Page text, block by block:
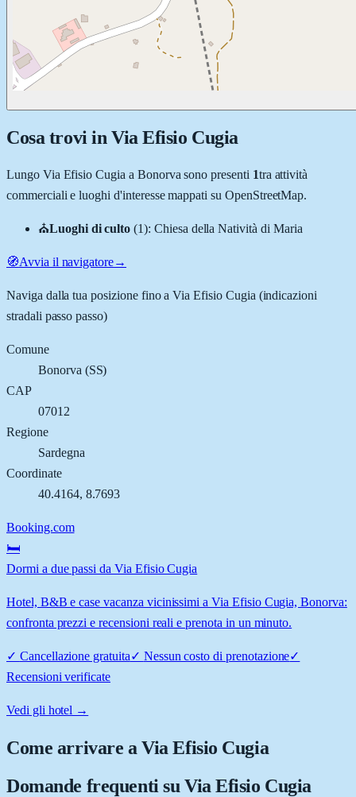
Cosa trovi in Via Efisio Cugia
Lungo Via Efisio Cugia a Bonorva sono presenti 1tra attività
commerciali e luoghi d'interesse mappati su OpenStreetMap.
⛪Luoghi di culto (1): Chiesa della Natività di Maria
🧭Avvia il navigatore→
Naviga dalla tua posizione fino aVia Efisio Cugia (indicazioni
stradali passo passo)
Comune
Bonorva (SS)
CAP
07012
Regione
Sardegna
Coordinate
40.4164, 8.7693
Booking.com
🛏️
Dormi a due passi da Via Efisio Cugia
Hotel, B&B e case vacanza vicinissimi a Via Efisio Cugia, Bonorva:
confronta prezzi e recensioni reali e prenota in un minuto.
✓ Cancellazione gratuita✓ Nessun costo di prenotazione✓
Recensioni verificate
Vedi gli hotel →
Come arrivare aVia Efisio Cugia
Domande frequenti su Via Efisio Cugia